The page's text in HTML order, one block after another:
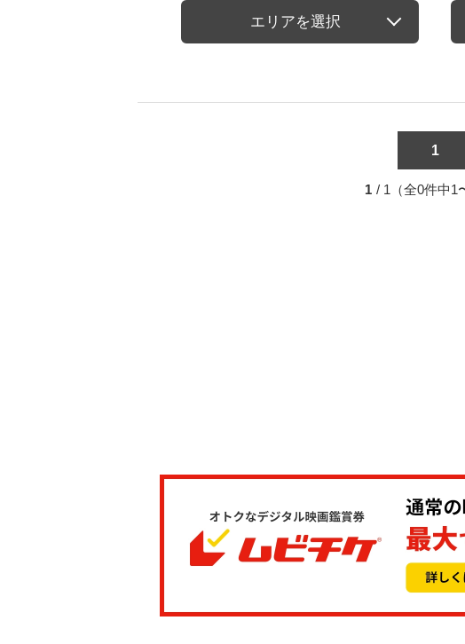
エリアを選択
1
1 / 1（全0件中1